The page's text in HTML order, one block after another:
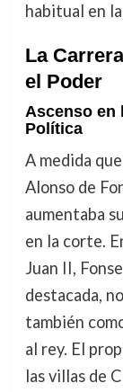
habitual en
La
el Poder
Ascenso en
Política
A medida
Alonso de
aumentaba
en la corte.
Juan II,
destacada,
también
al rey. El
las villas de